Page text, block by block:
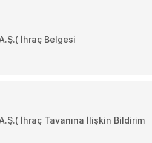
İhraç Belgesi
İhraç Tavanına İlişkin Bildirim